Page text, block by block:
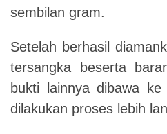
sembilan gram.
Setelah berhasil
tersangka beserta
bukti lainnya dibawa
dilakukan proses lebih